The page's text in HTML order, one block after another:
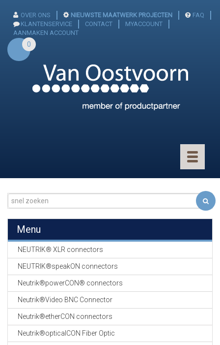
OVER ONS NIEUWSTE MAATWERK PROJECTEN
FAQ
KLANTENSERVICE
CONTACT
MYACCOUNT
AANMAKEN ACCOUNT
0
Toggle
GEVLOCHTEN KOUS
EN
KRIMP KOUS
KOPER KABEL
OP ROL
OCC OPTICAL
FIBER CABLE
Menu
NEUTRIK® XLR connectors
NEUTRIK®speakON connectors
Neutrik®powerCON® connectors
Neutrik®Video BNC Connector
Neutrik®etherCON connectors
Neutrik®opticalCON Fiber Optic